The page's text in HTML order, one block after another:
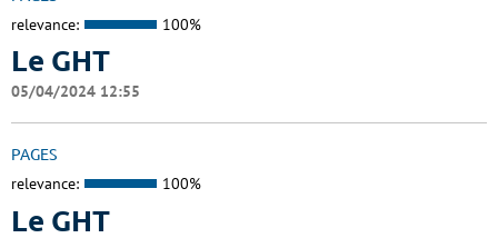
relevance: 100%
Le GHT
05/04/2024 12:55
PAGES
relevance: 100%
Le GHT